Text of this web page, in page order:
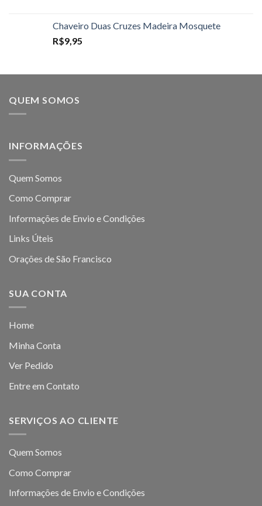
Chaveiro Duas Cruzes Madeira Mosquete
R$9,95
QUEM SOMOS
INFORMAÇÕES
Quem Somos
Como Comprar
Informações de Envio e Condições
Links Úteis
Orações de São Francisco
SUA CONTA
Home
Minha Conta
Ver Pedido
Entre em Contato
SERVIÇOS AO CLIENTE
Quem Somos
Como Comprar
Informações de Envio e Condições